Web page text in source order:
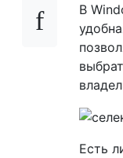
В
Есть